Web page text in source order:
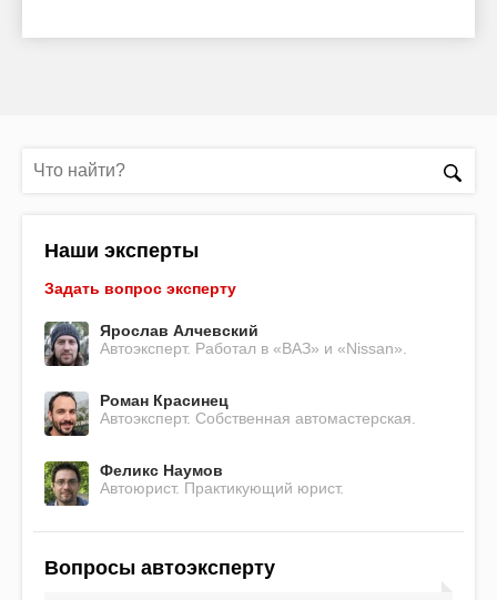
Наши эксперты
Задать вопрос эксперту
Ярослав Алчевский
Автоэксперт. Работал в «ВАЗ» и «Nissan».
Роман Красинец
Автоэксперт. Собственная автомастерская.
Феликс Наумов
Автоюрист. Практикующий юрист.
Вопросы автоэксперту